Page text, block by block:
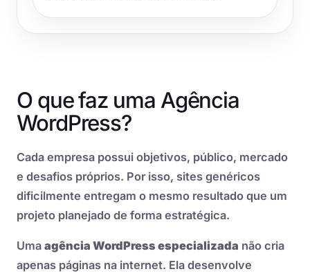
O que faz uma Agência
WordPress?
Cada empresa possui objetivos, público, mercado
e desafios próprios. Por isso, sites genéricos
dificilmente entregam o mesmo resultado que um
projeto planejado de forma estratégica.
Uma agência WordPress especializada não cria
apenas páginas na internet. Ela desenvolve